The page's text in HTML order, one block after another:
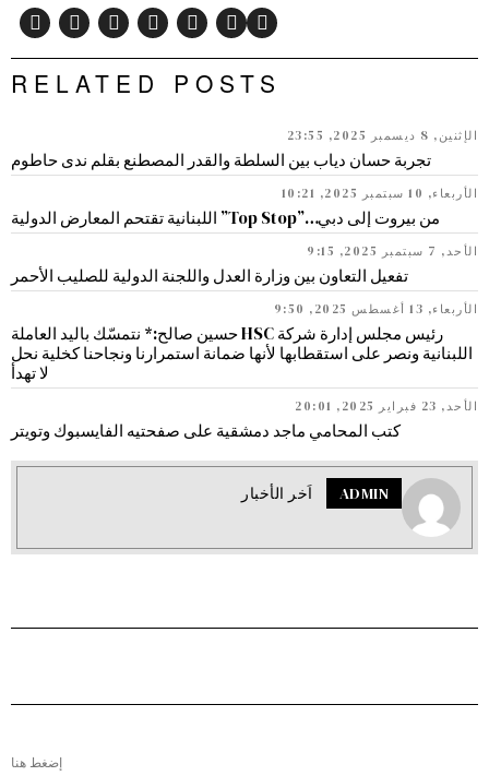
RELATED POSTS
الإثنين, 8 ديسمبر 2025, 23:55
تجربة حسان دياب بين السلطة والقدر المصطنع بقلم ندى حاطوم
الأربعاء, 10 سبتمبر 2025, 10:21
من بيروت إلى دبي…”Top Stop” اللبنانية تقتحم المعارض الدولية
الأحد, 7 سبتمبر 2025, 9:15
تفعيل التعاون بين وزارة العدل واللجنة الدولية للصليب الأحمر
الأربعاء, 13 أغسطس 2025, 9:50
رئيس مجلس إدارة شركة HSC حسين صالح:* نتمسّك باليد العاملة
اللبنانية ونصر على استقطابها لأنها ضمانة استمرارنا ونجاحنا كخلية نحل
لا تهدأ
الأحد, 23 فبراير 2025, 20:01
كتب المحامي ماجد دمشقية على صفحتيه الفايسبوك وتويتر
ADMIN اَخر الأخبار
إضغط هنا